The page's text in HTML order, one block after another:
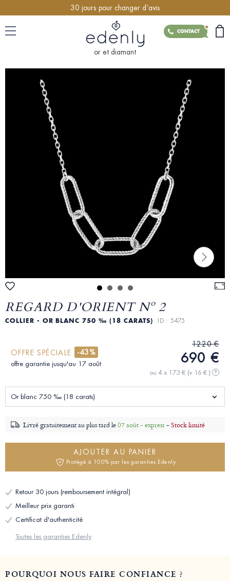
30 jours pour changer d’avis
CONTACT
or et diamant
REGARD D'ORIENT Nº 2
COLLIER - OR BLANC 750 ‰ (18 CARATS) ID : 5475
OFFRE SPÉCIALE -43%
offre garantie jusqu'au 17 août
1220 €
690 €
ou 4 x 173 € (+ 16 € ) ?
Or blanc 750 ‰ (18 carats)
Livré gratuitement au plus tard le07 août - express -Stock limité
AJOUTER AU PANIER
Protégé à 100% par les garanties Edenly
Retour 30 jours (remboursement intégral)
Meilleur prix garanti
Certificat d'authenticité
Toutes les garanties Edenly
POURQUOI NOUS FAIRE CONFIANCE ?